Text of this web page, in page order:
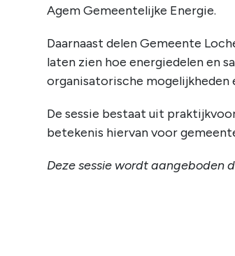
Agem Gemeentelijke Energie.
Daarnaast delen Gemeente
laten zien hoe energiedelen en
organisatorische mogelijkheden
De sessie bestaat uit
betekenis hiervan voor
Deze sessie wordt aangeboden